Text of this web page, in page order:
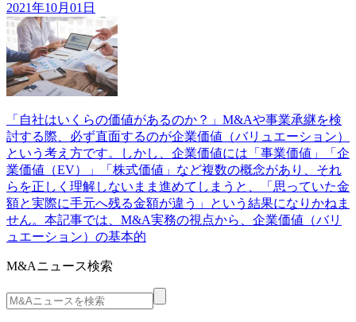
2021年10月01日
「自社はいくらの価値があるのか？」M&Aや事業承継を検
討する際、必ず直面するのが企業価値（バリュエーション）
という考え方です。しかし、企業価値には「事業価値」「企
業価値（EV）」「株式価値」など複数の概念があり、それ
らを正しく理解しないまま進めてしまうと、「思っていた金
額と実際に手元へ残る金額が違う」という結果になりかねま
せん。本記事では、M&A実務の視点から、企業価値（バリ
ュエーション）の基本的
M&Aニュース検索